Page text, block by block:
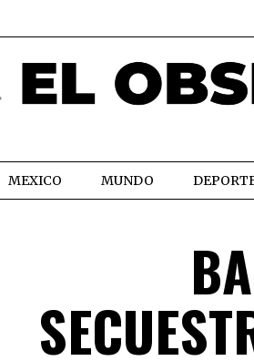
MEXICO MUNDO